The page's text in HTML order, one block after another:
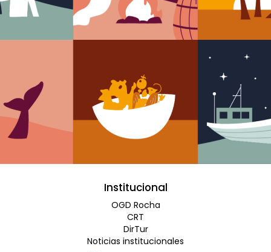
Institucional
OGD Rocha
CRT
DirTur
Noticias institucionales